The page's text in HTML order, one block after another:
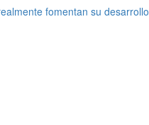
fomentan su desarrollo